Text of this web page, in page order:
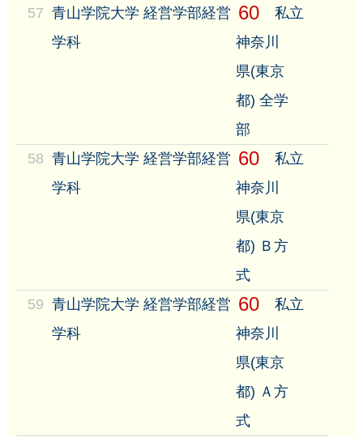
57 青山学院大学 経営学部経営
学科
60
私立
神奈川
県(東京
都) 全学
部
58 青山学院大学 経営学部経営
学科
60
私立
神奈川
県(東京
都) Ｂ方
式
59 青山学院大学 経営学部経営
学科
60
私立
神奈川
県(東京
都) Ａ方
式